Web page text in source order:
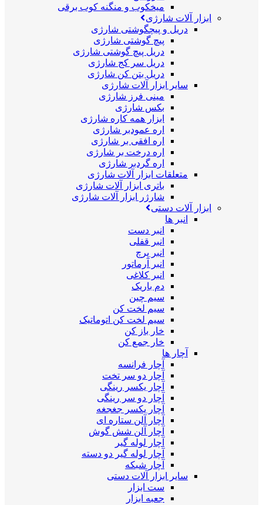
میخکوب و منگنه کوب برقی
ابزار آلات شارژی
دریل و پیچگوشتی شارژی
پیچ گوشتی شارژی
دریل پیچ گوشتی شارژی
دریل سر کج شارژی
دریل بتن کن شارژی
سایر ابزار آلات شارژی
مینی فرز شارژی
بکس شارژی
ابزار همه کاره شارژی
اره عمودبر شارژی
اره افقی بر شارژی
اره درخت بر شارژی
اره گردبر شارژی
متعلقات ابزار آلات شارژی
باتری ابزار آلات شارژی
شارژر ابزار آلات شارژی
ابزار آلات دستی
انبر ها
انبر دست
انبر قفلی
انبر پرچ
انبر آرماتور
انبر کلاغی
دم باریک
سیم چین
سیم لخت کن
سیم لخت کن اتوماتیک
خار باز کن
خار جمع کن
آچار ها
آچار فرانسه
آچار دو سر تخت
آچار یکسر رینگی
آچار دو سر رینگی
آچار یکسر جغجغه
آچار آلن ستاره ای
آچار آلن شش گوش
آچار لوله گیر
آچار لوله گیر دو دسته
آچار شبکه
سایر ابزار آلات دستی
ست ابزار
جعبه ابزار